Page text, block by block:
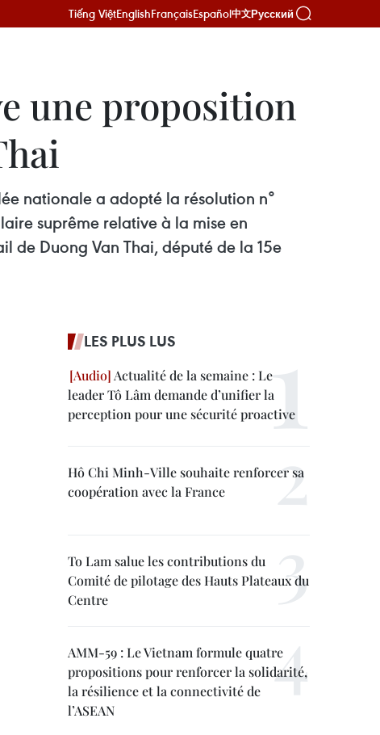
Tiếng ViệtEnglishFrançaisEspañol中文Русский
une proposition
nationale a adopté la résolution n°
suprême relative à la mise en
de Duong Van Thai, député de la 15e
LES PLUS LUS
Actualité de la semaine : Le
leader Tô Lâm demande d’unifier la
perception pour une sécurité proactive
Hô Chi Minh-Ville souhaite renforcer sa
coopération avec la France
To Lam salue les contributions du
Comité de pilotage des Hauts Plateaux du
Centre
AMM-59 : Le Vietnam formule quatre
propositions pour renforcer la solidarité,
la résilience et la connectivité de
l’ASEAN